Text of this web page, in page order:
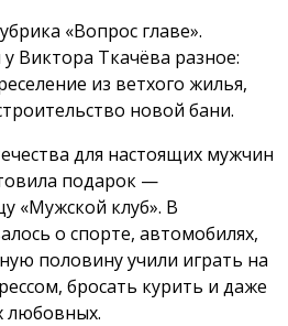
«Вопрос главе».
Виктора Ткачёва разное:
из ветхого жилья,
новой бани.
для настоящих мужчин
подарок —
«Мужской клуб». В
о спорте, автомобилях,
половину учили играть на
бросать курить и даже
любовных.